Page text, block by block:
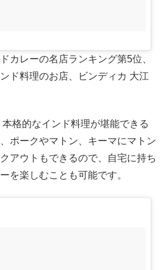
カレーの名店ランキング第5位、
ド料理のお店、ビンディカ 大江
格的なインド料理が堪能できる
ポークやマトン、キーマにマトン
アウトもできるので、自宅に持ち
を楽しむことも可能です。